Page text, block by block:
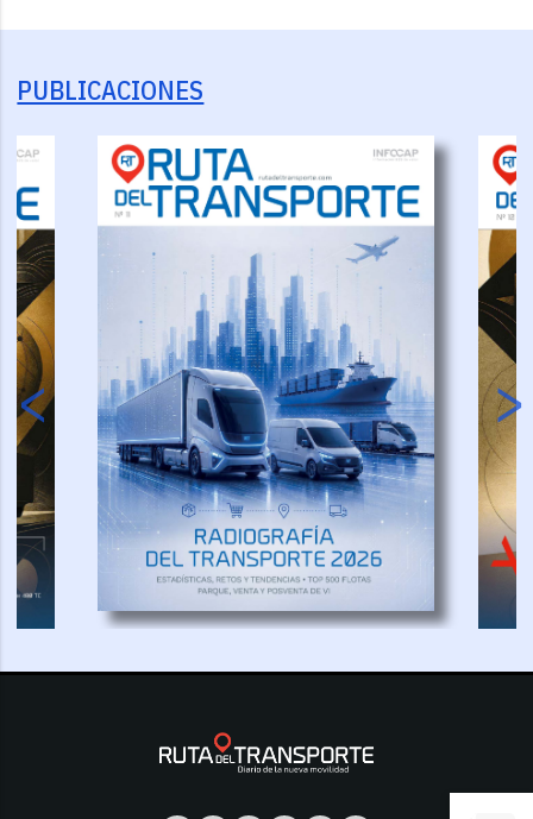
PUBLICACIONES